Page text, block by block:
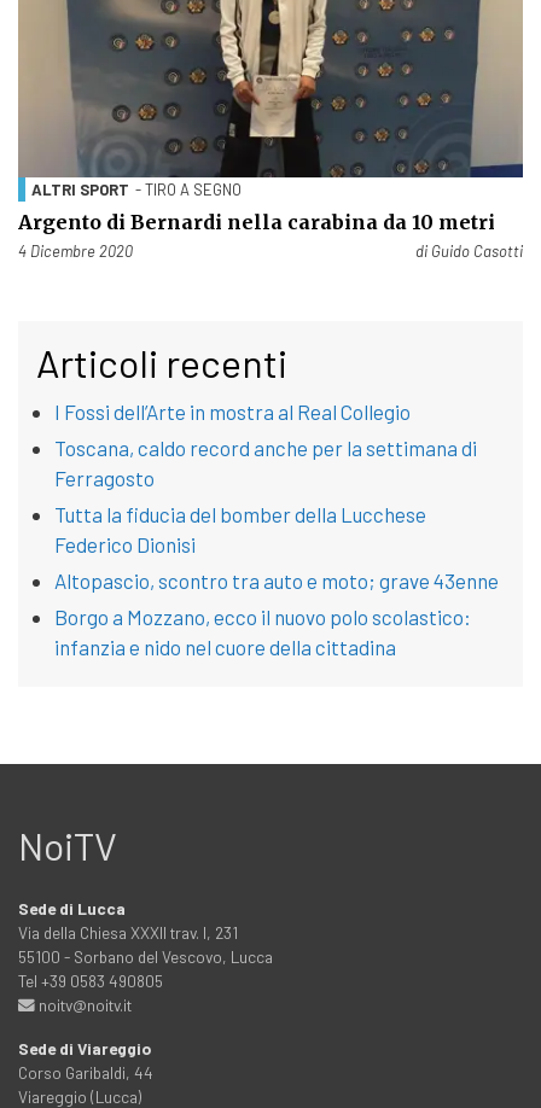
ALTRI SPORT - TIRO A SEGNO
Argento di Bernardi nella carabina da 10 metri
Pubblicato il
4 Dicembre 2020 di Guido Casotti
Articoli recenti
I Fossi dell’Arte in mostra al Real Collegio
Toscana, caldo record anche per la settimana di
Ferragosto
Tutta la fiducia del bomber della Lucchese
Federico Dionisi
Altopascio, scontro tra auto e moto; grave 43enne
Borgo a Mozzano, ecco il nuovo polo scolastico:
infanzia e nido nel cuore della cittadina
NoiTV
Sede di Lucca
Via della Chiesa XXXII trav. I, 231
55100 - Sorbano del Vescovo, Lucca
Tel +39 0583 490805
noitv@noitv.it
Sede di Viareggio
Corso Garibaldi, 44
Viareggio (Lucca)